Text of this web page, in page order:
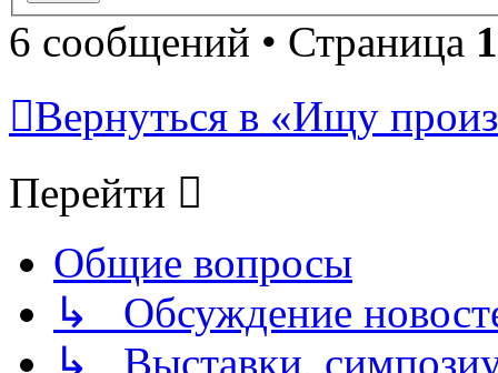
6 сообщений • Страница 1
Вернуться в «Ищу
Перейти
Общие вопросы
↳ Обсуждение
↳ Выставки,